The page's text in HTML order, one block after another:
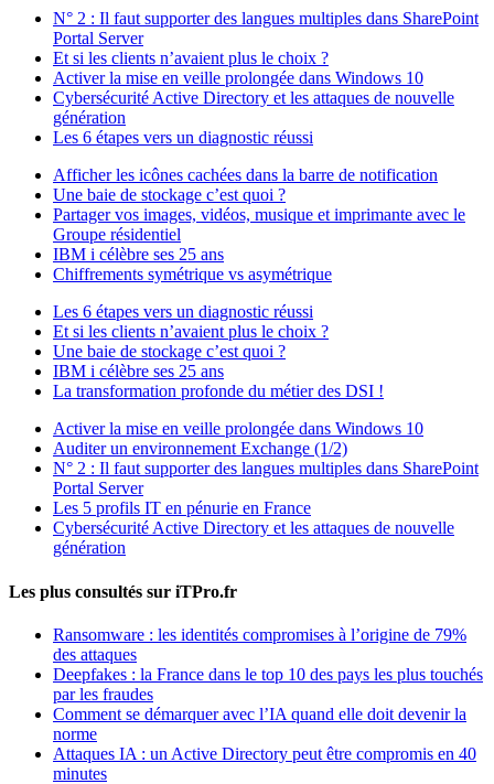
N° 2 : Il faut supporter des langues multiples dans SharePoint
Portal Server
Et si les clients n’avaient plus le choix ?
Activer la mise en veille prolongée dans Windows 10
Cybersécurité Active Directory et les attaques de nouvelle
génération
Les 6 étapes vers un diagnostic réussi
Afficher les icônes cachées dans la barre de notification
Une baie de stockage c’est quoi ?
Partager vos images, vidéos, musique et imprimante avec le
Groupe résidentiel
IBM i célèbre ses 25 ans
Chiffrements symétrique vs asymétrique
Les 6 étapes vers un diagnostic réussi
Et si les clients n’avaient plus le choix ?
Une baie de stockage c’est quoi ?
IBM i célèbre ses 25 ans
La transformation profonde du métier des DSI !
Activer la mise en veille prolongée dans Windows 10
Auditer un environnement Exchange (1/2)
N° 2 : Il faut supporter des langues multiples dans SharePoint
Portal Server
Les 5 profils IT en pénurie en France
Cybersécurité Active Directory et les attaques de nouvelle
génération
Les plus consultés sur iTPro.fr
Ransomware : les identités compromises à l’origine de 79%
des attaques
Deepfakes : la France dans le top 10 des pays les plus touchés
par les fraudes
Comment se démarquer avec l’IA quand elle doit devenir la
norme
Attaques IA : un Active Directory peut être compromis en 40
minutes